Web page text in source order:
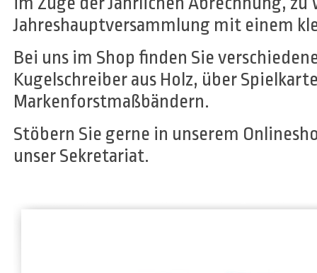
Jahreshauptversammlung mit einem
Bei uns im Shop finden Sie
Kugelschreiber aus Holz, über
Markenforstmaßbändern.
Stöbern Sie gerne in unserem
unser Sekretariat.